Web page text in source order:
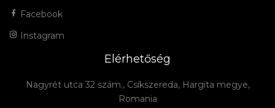
Facebook
Instagram
Elérhetőség
Nagyrét utca 32 szám., Csíkszereda, Hargita megye,
Romania